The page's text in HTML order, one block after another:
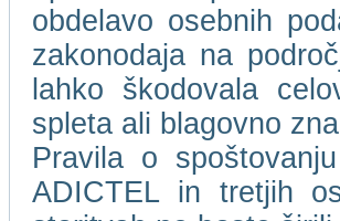
obdelavo osebnih
zakonodaja na
lahko škodovala
spleta ali blagovno
Pravila o
ADICTEL in tretjih